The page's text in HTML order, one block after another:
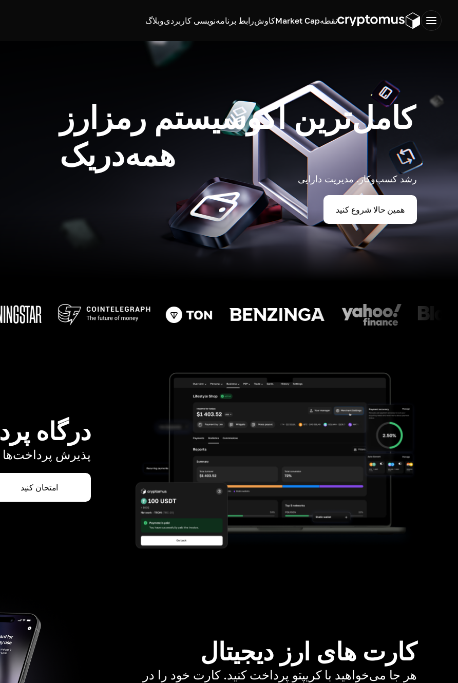
نقطهMarket Capکاوشرابط برنامه‌نویسی کاربردیوبلاگ
کامل‌ترین اکوسیستم رمزارز
همه‌در‌یک
رشد کسب‌وکار. مدیریت دارایی
همین حالا شروع کنید
درگاه
پذیرش پرداخت‌ها با
امتحان کنید
کارت های ارز دیجیتال
هر جا می‌خواهید با کریپتو پرداخت کنید. کارت خود را در